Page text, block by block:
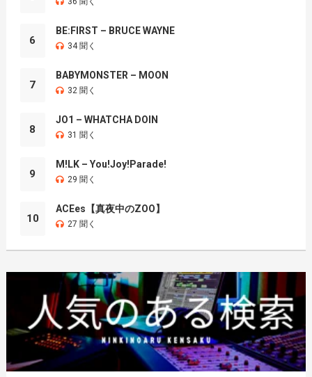
6
BE:FIRST – BRUCE WAYNE
34 聞く
7
BABYMONSTER – MOON
32 聞く
8
JO1 – WHATCHA DOIN
31 聞く
9
M!LK – You!Joy!Parade!
29 聞く
10
ACEes【真夜中のZOO】
27 聞く